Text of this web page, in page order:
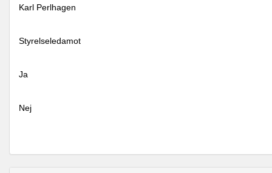
Karl Perlhagen
Styrelseledamot
Ja
Nej